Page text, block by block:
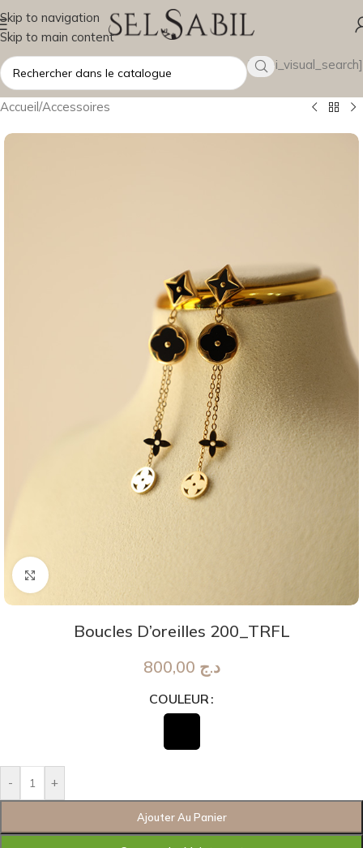
Skip to navigation
Skip to main content
[wsbi_visual_search]
Accueil/Accessoires
Agrandir
Boucles D’oreilles 200_TRFL
د.ج
COULEUR
- +
Ajouter Au Panier